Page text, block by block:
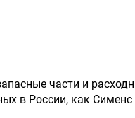
части и
в России, как